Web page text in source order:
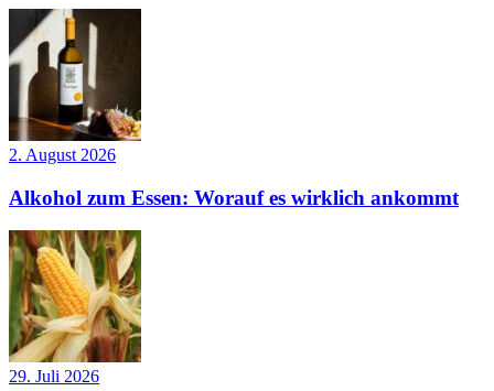
2. August 2026
Alkohol zum Essen: Worauf es wirklich ankommt
29. Juli 2026